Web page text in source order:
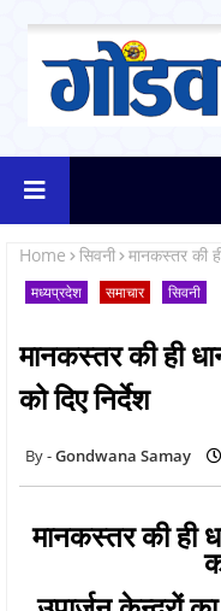
Home सिवनी मानकस्तर की
मध्यप्रदेश समाचार सिवनी
मानकस्तर की ही
को दिए निर्देश
Gondwana Samay
मानकस्तर की ही